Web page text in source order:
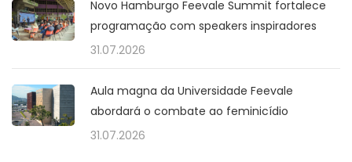
Novo Hamburgo Feevale Summit fortalece
programação com speakers inspiradores
31.07.2026
Aula magna da Universidade Feevale
abordará o combate ao feminicídio
31.07.2026